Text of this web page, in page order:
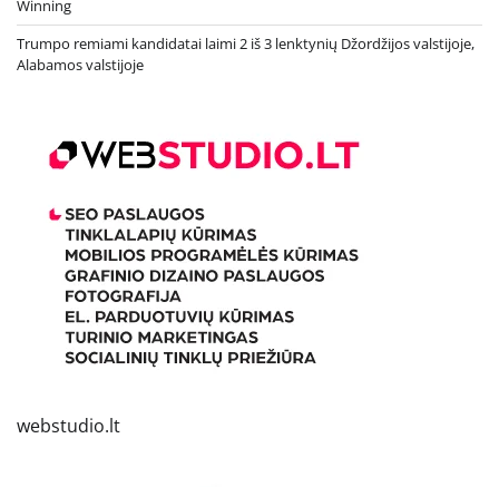
Winning
Trumpo remiami kandidatai laimi 2 iš 3 lenktynių Džordžijos valstijoje,
Alabamos valstijoje
webstudio.lt